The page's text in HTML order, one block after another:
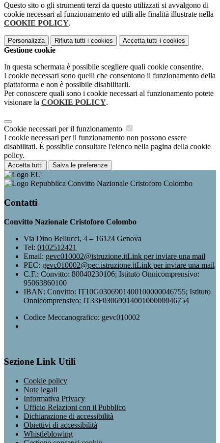
Questo sito o gli strumenti terzi da questo utilizzati si avvalgono di
cookie necessari al funzionamento ed utili alle finalità illustrate nella
COOKIE POLICY.
Personalizza Rifiuta tutti i cookies Accetta tutti i cookies
Gestione cookie
In questa schermata è possibile scegliere quali cookie consentire.
I cookie necessari sono quelli che consentono il funzionamento della
piattaforma e non è possibile disabilitarli.
Per conoscere quali sono i cookie necessari al funzionamento potete
visionare la COOKIE POLICY.
Cookie necessari per il funzionamento
I cookie necessari per il funzionamento non possono essere
disabilitati. È possibile consultare l'elenco nella pagina della cookie
policy.
Accetta tutti Salva le preferenze
Convitto Nazionale Cristoforo Colombo
Contatti
Convitto Nazionale Cristoforo Colombo
Via Dino Bellucci, 4 – 16124 Genova
Tel: 0102512421
Email: gevc010002@istruzione.itLink per inviare una mail
PEC: gevc010002@pec.istruzione.itLink per inviare una mail
C.F.: Convitto: 80040230106; Istituto Onnicomprensivo:
95063860100
IBAN: Convitto: IT10G0306901400100000046755; Istituto
Onnicomprensivo: IT33F0306901400100000046754
Codice Meccanografico: gevc010002
Sezione Link Utili
Cookie policy
Note legali
Informativa Privacy
Ufficio Relazioni con il Pubblico
Dichiarazione di accessibilità
Obiettivi di accessibilità
Whistleblowing